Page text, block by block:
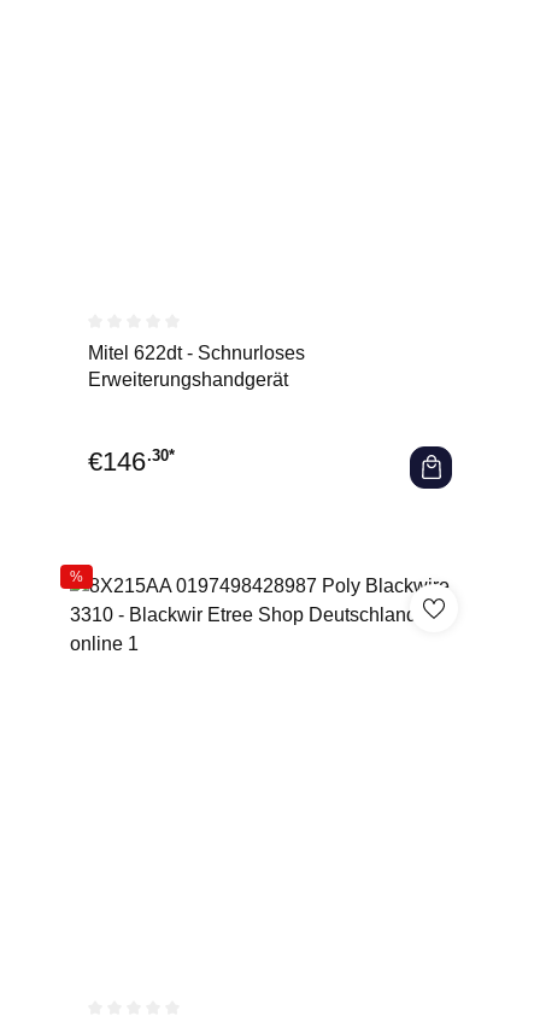
Durchschnittliche Bewertung von 0 von 5 Sternen
Mitel 622dt - Schnurloses
Erweiterungshandgerät
€146.30*
%